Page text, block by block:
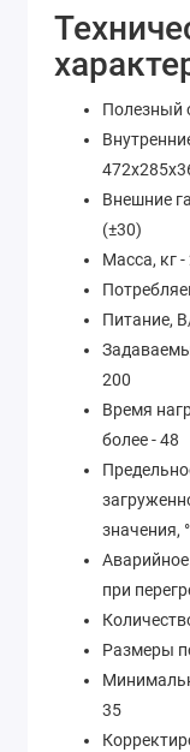
Полезный
Внешние
(±30)
Масса, кг -
Питание,
200
Время
более - 48
значения,
Аварийное
при
Размеры
35